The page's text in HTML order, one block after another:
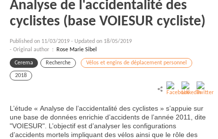
Analyse de l'accidentalité des
cyclistes (base VOIESUR cycliste)
Published on 11/03/2019 - Updated on 18/05/2019
- Original author :
Rose Marie Sibel
Cerema Recherche Vélos et engins de déplacement personnel
2018
L’étude « Analyse de l’accidentalité des cyclistes » s’appuie sur
une base de données enrichie d’accidents de l’année 2011, dite
"VOIESUR". L’objectif est d’analyser les configurations
d’accidents mortels impliquant des vélos ainsi que le rôle des